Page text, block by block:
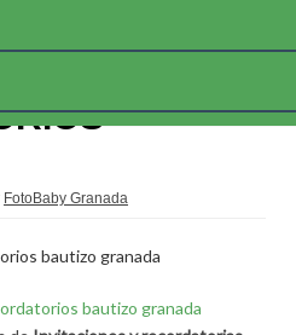
FotoBaby Granada